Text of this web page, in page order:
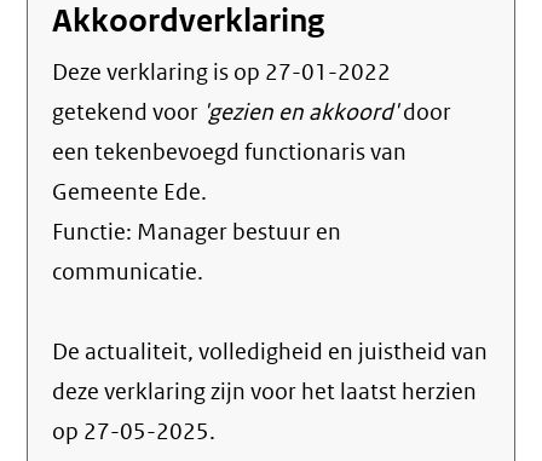
Akkoordverklaring
Deze verklaring is op 27-01-2022
getekend voor 'gezien en akkoord'door
een tekenbevoegd functionaris van
Gemeente Ede.
Functie: Manager bestuur en
communicatie.
De actualiteit, volledigheid en juistheid van
deze verklaring zijn voor het laatst herzien
op 27-05-2025.